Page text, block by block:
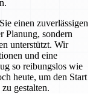
einen zuverlässigen
Planung, sondern
unterstützt. Wir
und eine
so reibungslos wie
heute, um den Start
gestalten.